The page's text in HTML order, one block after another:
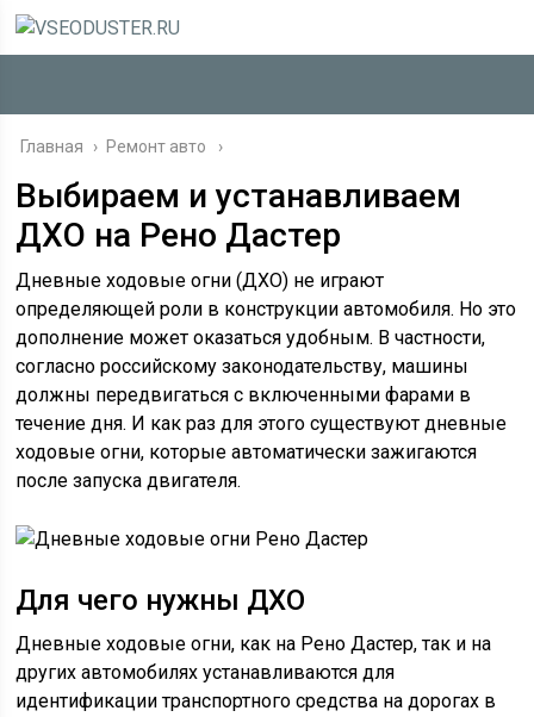
Главная › Ремонт авто
Выбираем и устанавливаем
ДХО на Рено Дастер
Дневные ходовые огни (ДХО) не играют
определяющей роли в конструкции автомобиля. Но это
дополнение может оказаться удобным. В частности,
согласно российскому законодательству, машины
должны передвигаться с включенными фарами в
течение дня. И как раз для этого существуют дневные
ходовые огни, которые автоматически зажигаются
после запуска двигателя.
Для чего нужны ДХО
Дневные ходовые огни, как на Рено Дастер, так и на
других автомобилях устанавливаются для
идентификации транспортного средства на дорогах в